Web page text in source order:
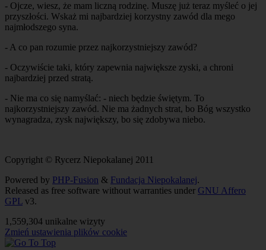
- Ojcze, wiesz, że mam liczną rodzinę. Muszę już teraz myśleć o jej
przyszłości. Wskaż mi najbardziej korzystny zawód dla mego
najmłodszego syna.
- A co pan rozumie przez najkorzystniejszy zawód?
- Oczywiście taki, który zapewnia największe zyski, a chroni
najbardziej przed stratą.
- Nie ma co się namyślać: - niech będzie świętym. To
najkorzystniejszy zawód. Nie ma żadnych strat, bo Bóg wszystko
wynagradza, zysk największy, bo się zdobywa niebo.
Copyright © Rycerz Niepokalanej 2011
Powered by PHP-Fusion & Fundacja Niepokalanej.
Released as free software without warranties under GNU Affero
GPL v3.
1,559,304 unikalne wizyty
Zmień ustawienia plików cookie